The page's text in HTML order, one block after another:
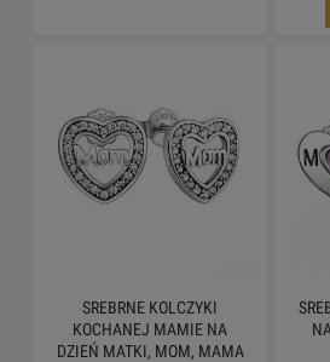
SREBRNE KOLCZYKI
KOCHANEJ MAMIE NA
DZIEŃ MATKI, MOM, MAMA